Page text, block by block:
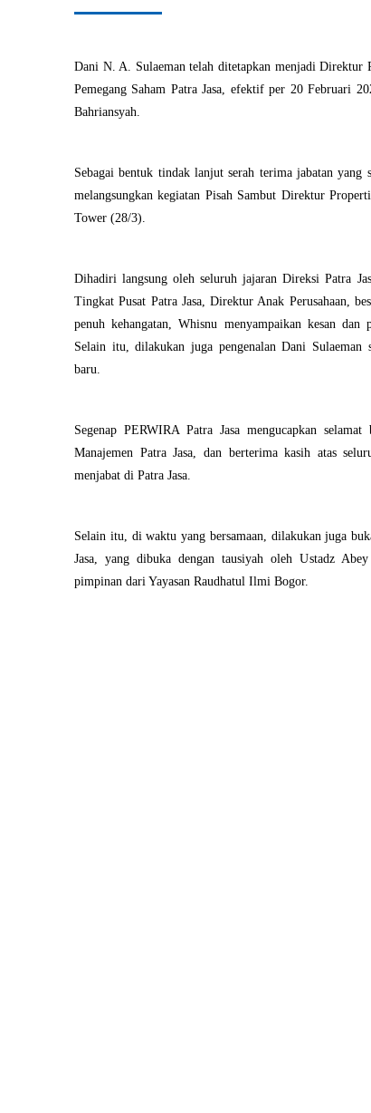
Dani N. A. Sulaeman telah ditetapkan menjadi Direktur
Pemegang Saham Patra Jasa, efektif per 20 Februari
Bahriansyah.
Sebagai bentuk tindak lanjut serah terima jabatan yang
melangsungkan kegiatan Pisah Sambut Direktur
Tower (28/3).
Dihadiri langsung oleh seluruh jajaran Direksi Patra
Tingkat Pusat Patra Jasa, Direktur Anak Perusahaan,
penuh kehangatan, Whisnu menyampaikan kesan dan
Selain itu, dilakukan juga pengenalan Dani Sulaeman
baru.
Segenap PERWIRA Patra Jasa mengucapkan
Manajemen Patra Jasa, dan berterima kasih atas
menjabat di Patra Jasa.
Selain itu, di waktu yang bersamaan, dilakukan juga
Jasa, yang dibuka dengan tausiyah oleh Ustadz
pimpinan dari Yayasan Raudhatul Ilmi Bogor.